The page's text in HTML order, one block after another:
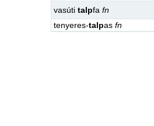
vasúti talpfa fn
tenyeres-talpas fn